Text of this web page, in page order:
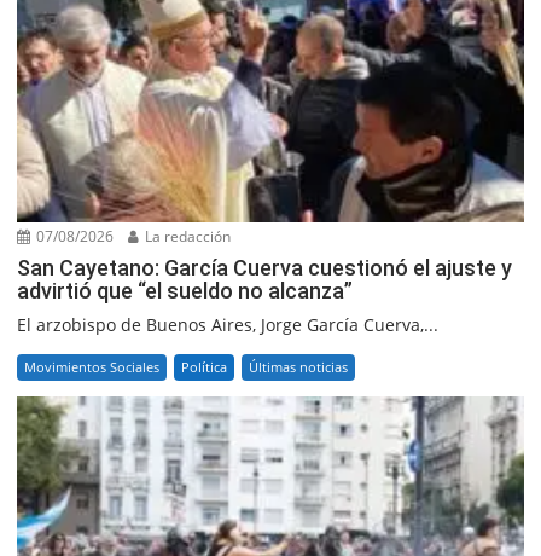
07/08/2026 La redacción
San Cayetano: García Cuerva cuestionó el ajuste y
advirtió que “el sueldo no alcanza”
El arzobispo de Buenos Aires, Jorge García Cuerva,...
Movimientos Sociales Política Últimas noticias